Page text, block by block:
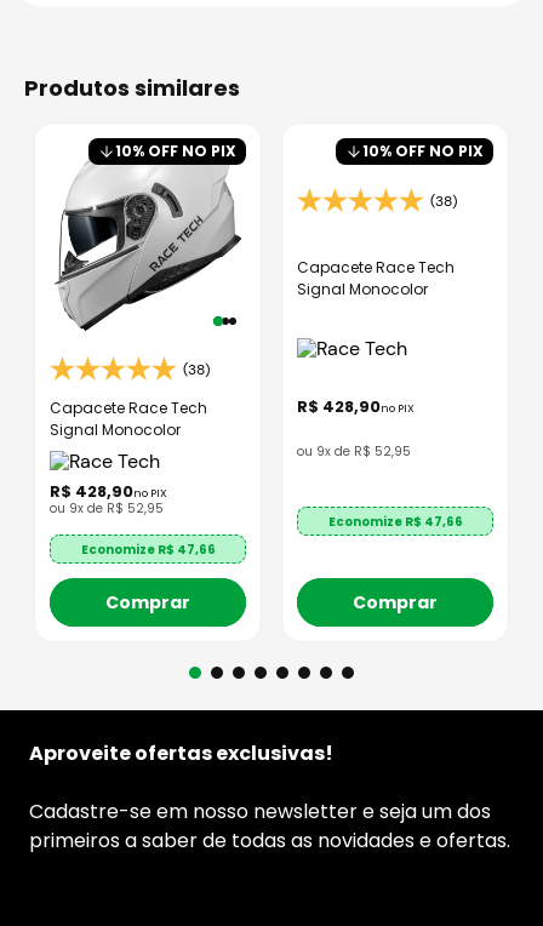
produtos similares
10% OFF NO PIX
(38)
Capacete Race Tech
Signal Monocolor
R$ 428,90no PIX
ou 9x de R$ 52,95
Economize R$ 47,66
Comprar
10% OFF NO PIX
(38)
Capacete Race Tech
Signal Monocolor
R$ 428,90no PIX
ou 9x de R$ 52,95
Economize R$ 47,66
Comprar
Aproveite ofertas exclusivas!
Cadastre-se em nosso newsletter e seja um dos
primeiros a saber de todas as novidades e ofertas.